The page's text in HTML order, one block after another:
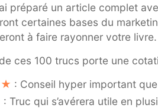
préparé un article complet
certaines bases du
à faire rayonner votre livre.
ces 100 trucs porte une
: Conseil hyper important
: Truc qui s’avérera utile en